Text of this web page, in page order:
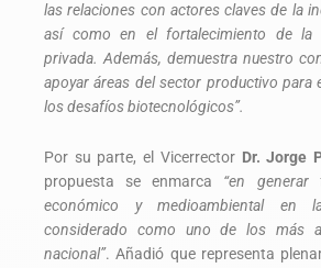
las relaciones con actores claves de la
así como en el fortalecimiento de la
privada. Además, demuestra nuestro
apoyar áreas del sector productivo para
los desafíos biotecnológicos”.
Por su parte, el VicerrectorDr. Jorge
propuesta se enmarca “en generar
económico y medioambiental en
considerado como uno de los más
nacional”. Añadió que representa